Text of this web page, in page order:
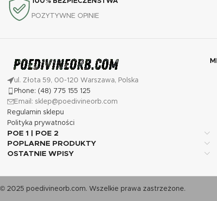
POZYTYWNE OPINIE
ul. Złota 59, 00-120 Warszawa, Polska
Phone: (48) 775 155 125
Email: sklep@poedivineorb.com
Regulamin sklepu
Polityka prywatności
POE 1 | POE 2
POPLARNE PRODUKTY
OSTATNIE WPISY
© 2025 poedivineorb.com. Wszelkie prawa zastrzeżone.